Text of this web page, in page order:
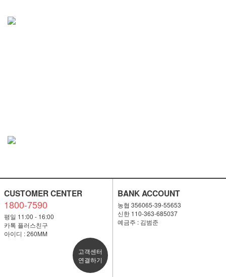
CUSTOMER CENTER
1800-7590
평일 11:00 - 16:00
카톡 플러스친구
아이디 : 260MM
고객센터
연결하기
BANK ACCOUNT
농협 356065-39-55653
신한 110-363-685037
예금주 : 김범준